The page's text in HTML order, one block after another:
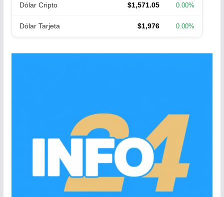
Dólar Cripto $1,571.05 0.00%
Dólar Tarjeta $1,976 0.00%